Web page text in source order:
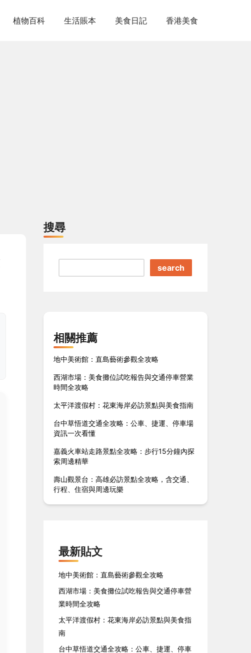
植物百科 生活賬本 美食日記 香港美食
搜尋
search
相關推薦
地中美術館：直島藝術參觀全攻略
西湖市場：美食攤位試吃報告與交通停車營業
時間全攻略
太平洋渡假村：花東海岸必訪景點與美食指南
台中草悟道交通全攻略：公車、捷運、停車場
資訊一次看懂
嘉義火車站走路景點全攻略：步行15分鐘內探
索周邊精華
壽山觀景台：高雄必訪景點全攻略，含交通、
行程、住宿與周邊玩樂
最新貼文
地中美術館：直島藝術參觀全攻略
西湖市場：美食攤位試吃報告與交通停車營
業時間全攻略
太平洋渡假村：花東海岸必訪景點與美食指
南
台中草悟道交通全攻略：公車、捷運、停車